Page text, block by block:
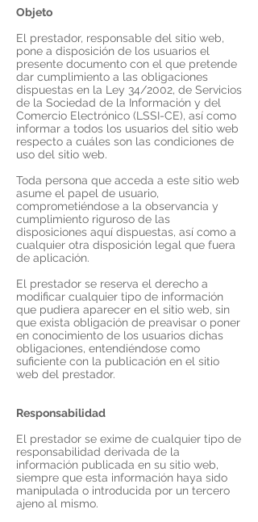
Objeto
El prestador, responsable del sitio web,
pone a disposición de los usuarios el
presente documento con el que pretende
dar cumplimiento a las obligaciones
dispuestas en la Ley 34/2002, de Servicios
de la Sociedad de la Información y del
Comercio Electrónico (LSSI-CE), así como
informar a todos los usuarios del sitio web
respecto a cuáles son las condiciones de
uso del sitio web.
Toda persona que acceda a este sitio web
asume el papel de usuario,
comprometiéndose a la observancia y
cumplimiento riguroso de las
disposiciones aquí dispuestas, así como a
cualquier otra disposición legal que fuera
de aplicación.
El prestador se reserva el derecho a
modificar cualquier tipo de información
que pudiera aparecer en el sitio web, sin
que exista obligación de preavisar o poner
en conocimiento de los usuarios dichas
obligaciones, entendiéndose como
suficiente con la publicación en el sitio
web del prestador.
Responsabilidad
El prestador se exime de cualquier tipo de
responsabilidad derivada de la
información publicada en su sitio web,
siempre que esta información haya sido
manipulada o introducida por un tercero
ajeno al mismo.